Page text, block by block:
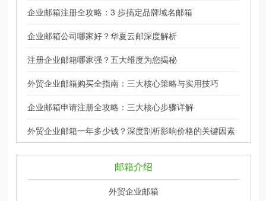
企业邮箱注册全攻略：3 步搞定品牌域名邮箱
企业邮箱公司哪家好？华夏云邮深度解析
注册企业邮箱哪家强？五大维度为您揭秘
外贸企业邮箱购买全指南：三大核心策略与实用技巧
企业邮箱申请注册全攻略：三大核心步骤详解
外贸企业邮箱一年多少钱？深度剖析影响价格的关键因素
邮箱介绍
外贸企业邮箱